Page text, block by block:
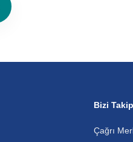
Bizi
Çağrı